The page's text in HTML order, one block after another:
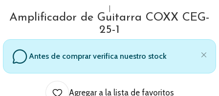
Amplificador de Guitarra COXX CEG-
25-1
Antes de comprar verifica nuestro stock
Agregar a la lista de favoritos